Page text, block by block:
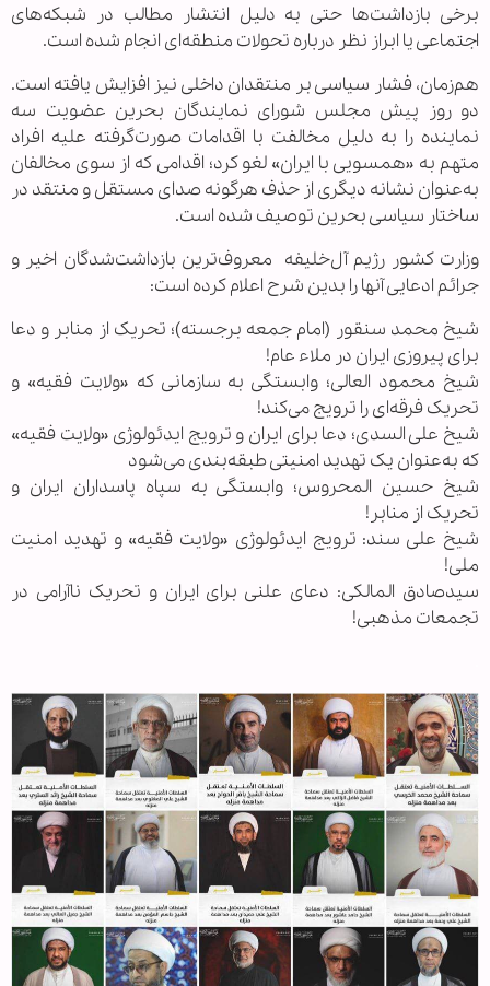
برخی بازداشت‌ها حتی به دلیل انتشار مطالب در شبکه‌های
اجتماعی یا ابراز نظر درباره تحولات منطقه‌ای انجام شده است.
هم‌زمان، فشار سیاسی بر منتقدان داخلی نیز افزایش یافته است.
دو روز پیش مجلس شورای نمایندگان بحرین عضویت سه
نماینده را به دلیل مخالفت با اقدامات صورت‌گرفته علیه افراد
متهم به «همسویی با ایران» لغو کرد؛ اقدامی که از سوی مخالفان
به‌عنوان نشانه دیگری از حذف هرگونه صدای مستقل و منتقد در
ساختار سیاسی بحرین توصیف شده است.
وزارت کشور رژیم آل‌خلیفه معروف‌ترین بازداشت‌شدگان اخیر و
جرائم ادعایی آنها را بدین شرح اعلام کرده است:
شیخ محمد سنقور (امام جمعه برجسته)؛ تحریک از منابر و دعا
برای پیروزی ایران در ملاء عام!
شیخ محمود العالی؛ وابستگی به سازمانی که «ولایت فقیه» و
تحریک فرقه‌ای را ترویج می‌کند!
شیخ علی السدی؛ دعا برای ایران و ترویج ایدئولوژی «ولایت فقیه»
که به‌عنوان یک تهدید امنیتی طبقه‌بندی می‌شود
شیخ حسین المحروس؛ وابستگی به سپاه پاسداران ایران و
تحریک از منابر!
شیخ علی سند: ترویج ایدئولوژی «ولایت فقیه» و تهدید امنیت
ملی!
سیدصادق المالکی: دعای علنی برای ایران و تحریک ناآرامی در
تجمعات مذهبی!